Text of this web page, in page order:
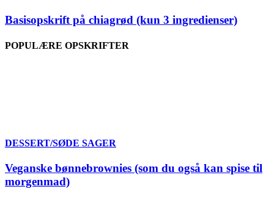
Basisopskrift på chiagrød (kun 3 ingredienser)
POPULÆRE OPSKRIFTER
DESSERT/SØDE SAGER
Veganske bønnebrownies (som du også kan spise til
morgenmad)